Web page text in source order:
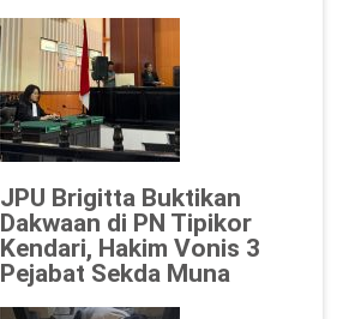
JPU Brigitta Buktikan
Dakwaan di PN Tipikor
Kendari, Hakim Vonis 3
Pejabat Sekda Muna